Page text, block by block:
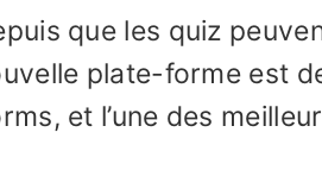
que les quiz
plate-forme est
et l’une des